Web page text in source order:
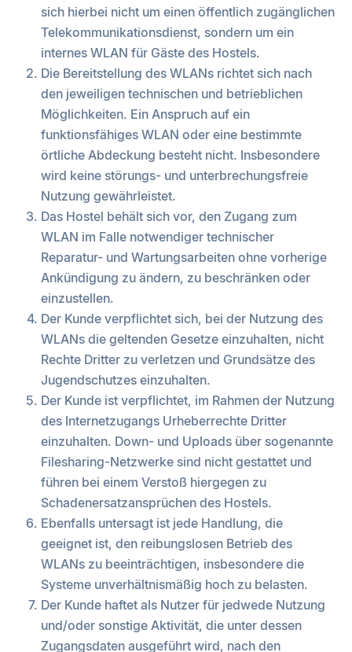
sich hierbei nicht um einen öffentlich zugänglichen
Telekommunikationsdienst, sondern um ein
internes WLAN für Gäste des Hostels.
Die Bereitstellung des WLANs richtet sich nach
den jeweiligen technischen und betrieblichen
Möglichkeiten. Ein Anspruch auf ein
funktionsfähiges WLAN oder eine bestimmte
örtliche Abdeckung besteht nicht. Insbesondere
wird keine störungs- und unterbrechungsfreie
Nutzung gewährleistet.
Das Hostel behält sich vor, den Zugang zum
WLAN im Falle notwendiger technischer
Reparatur- und Wartungsarbeiten ohne vorherige
Ankündigung zu ändern, zu beschränken oder
einzustellen.
Der Kunde verpflichtet sich, bei der Nutzung des
WLANs die geltenden Gesetze einzuhalten, nicht
Rechte Dritter zu verletzen und Grundsätze des
Jugendschutzes einzuhalten.
Der Kunde ist verpflichtet, im Rahmen der Nutzung
des Internetzugangs Urheberrechte Dritter
einzuhalten. Down- und Uploads über sogenannte
Filesharing-Netzwerke sind nicht gestattet und
führen bei einem Verstoß hiergegen zu
Schadenersatzansprüchen des Hostels.
Ebenfalls untersagt ist jede Handlung, die
geeignet ist, den reibungslosen Betrieb des
WLANs zu beeinträchtigen, insbesondere die
Systeme unverhältnismäßig hoch zu belasten.
Der Kunde haftet als Nutzer für jedwede Nutzung
und/oder sonstige Aktivität, die unter dessen
Zugangsdaten ausgeführt wird, nach den